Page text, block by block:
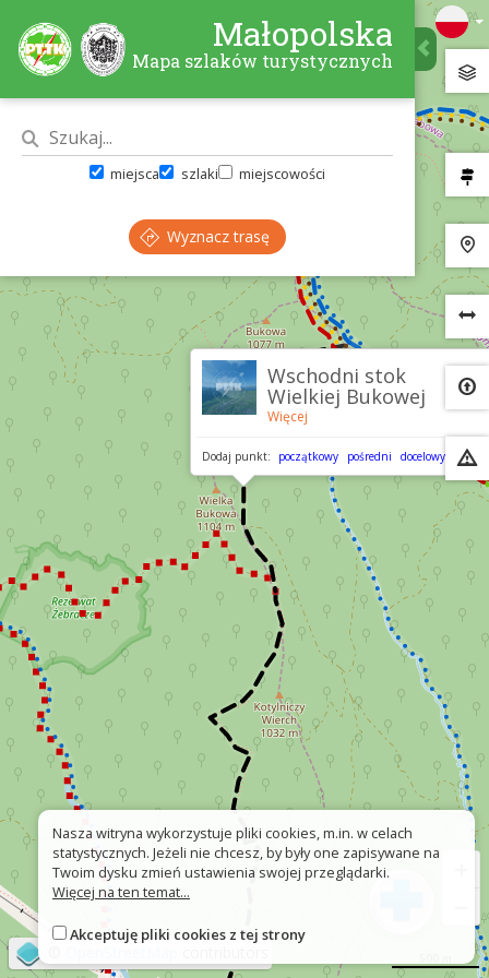
×
Wschodni stok
Wielkiej Bukowej
Więcej
Dodaj punkt: początkowy pośredni docelowy
Małopolska
Mapa szlaków turystycznych
miejsca szlaki miejscowości
Wyznacz trasę
Nasza witryna wykorzystuje pliki cookies, m.in. w celach
statystycznych. Jeżeli nie chcesz, by były one zapisywane na
Twoim dysku zmień ustawienia swojej przeglądarki.
Więcej na ten temat...
Akceptuję pliki cookies z tej strony